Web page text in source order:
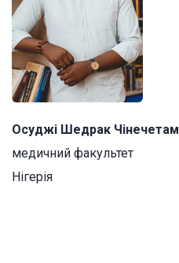
Осуджі Шедрак Чінечетам
медичний факультет
Нігерія